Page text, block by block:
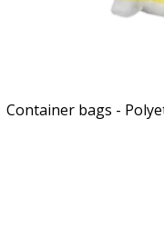
Container bags -